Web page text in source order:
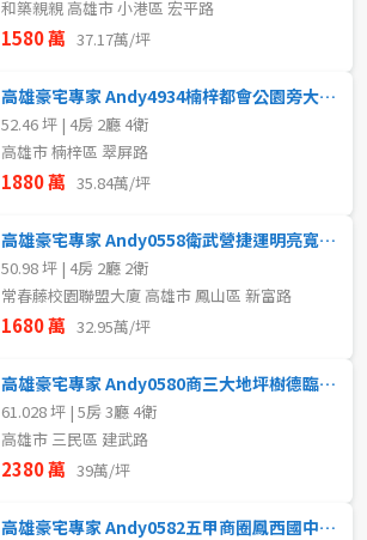
和築親親 高雄市 小港區 宏平路
1580 萬 37.17萬/坪
高雄豪宅專家 Andy4934楠梓都會公園旁大地坪優質透天
52.46 坪 | 4房 2廳 4衛
高雄市 楠梓區 翠屏路
1880 萬 35.84萬/坪
高雄豪宅專家 Andy0558衛武營捷運明亮寬敞景觀四房平車
50.98 坪 | 4房 2廳 2衛
常春藤校園聯盟大廈 高雄市 鳳山區 新富路
1680 萬 32.95萬/坪
高雄豪宅專家 Andy0580商三大地坪樹德臨路鈔集金鑽店
61.028 坪 | 5房 3廳 4衛
高雄市 三民區 建武路
2380 萬 39萬/坪
高雄豪宅專家 Andy0582五甲商圈鳳西國中翻新透天